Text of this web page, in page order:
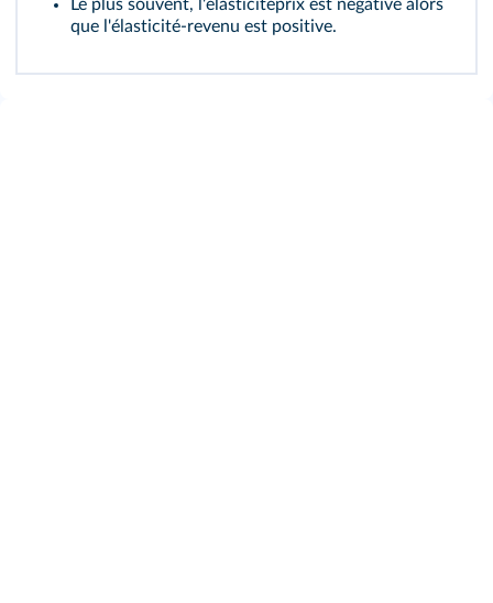
Le plus souvent, l'élasticitéprix est négative alors
que l'élasticité-revenu est positive.